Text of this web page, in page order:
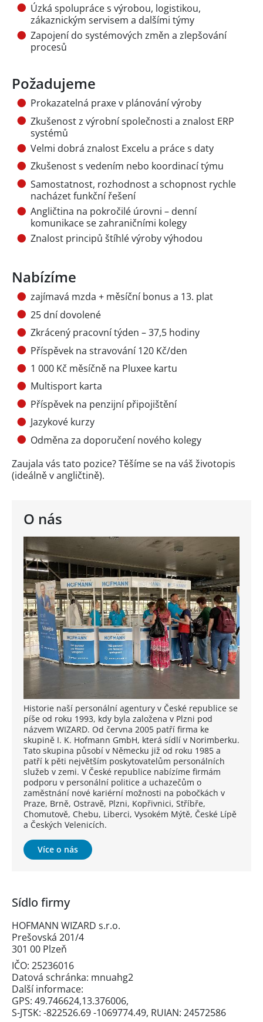
O nás
Historie naší personální agentury v České republice se
píše od roku 1993, kdy byla založena v Plzni pod
názvem WIZARD. Od června 2005 patří firma ke
skupině I. K. Hofmann GmbH, která sídlí v Norimberku.
Tato skupina působí v Německu již od roku 1985 a
patří k pěti největším poskytovatelům personálních
služeb v zemi. V České republice nabízíme firmám
podporu v personální politice a uchazečům o
zaměstnání nové kariérní možnosti na pobočkách v
Praze, Brně, Ostravě, Plzni, Kopřivnici, Stříbře,
Chomutově, Chebu, Liberci, Vysokém Mýtě, České Lípě
a Českých Velenicích.
Více o nás
Úzká spolupráce s výrobou, logistikou,
zákaznickým servisem a dalšími týmy
Zapojení do systémových změn a zlepšování
procesů
Požadujeme
Prokazatelná praxe v plánování výroby
Zkušenost z výrobní společnosti a znalost ERP
systémů
Velmi dobrá znalost Excelu a práce s daty
Zkušenost s vedením nebo koordinací týmu
Samostatnost, rozhodnost a schopnost rychle
nacházet funkční řešení
Angličtina na pokročilé úrovni – denní
komunikace se zahraničními kolegy
Znalost principů štíhlé výroby výhodou
Nabízíme
zajímavá mzda + měsíční bonus a 13. plat
25 dní dovolené
Zkrácený pracovní týden – 37,5 hodiny
Příspěvek na stravování 120 Kč/den
1 000 Kč měsíčně na Pluxee kartu
Multisport karta
Příspěvek na penzijní připojištění
Jazykové kurzy
Odměna za doporučení nového kolegy
Zaujala vás tato pozice? Těšíme se na váš životopis
(ideálně v angličtině).
Sídlo firmy
HOFMANN WIZARD s.r.o.
Prešovská 201/4
301 00 Plzeň
IČO: 25236016
Datová schránka: mnuahg2
Další informace:
GPS: 49.746624,13.376006,
S-JTSK: -822526.69 -1069774.49, RUIAN: 24572586